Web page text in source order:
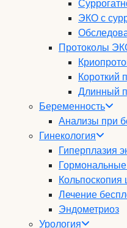
ЭКО с
Протоколы
Короткий
Длинный
Беременность
Анализы при
Гинекология
Гиперплазия
Кольпоскопия
Лечение
Эндометриоз
Урология